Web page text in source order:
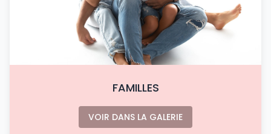
FAMILLES
VOIR DANS LA GALERIE